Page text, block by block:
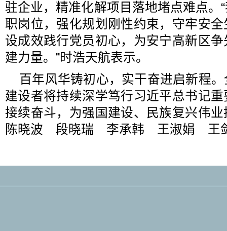
驻企业，精准化解项目落地堵点难点。
职岗位，强化规划刚性约束，守牢安
设成效践行党员初心，为安宁高新区
建力量。”时浩天航表示。
百年风华铸初心，实干奋进启新程
建设者将持续深学笃行习近平总书记
接续奋斗，为强国建设、民族复兴伟
陈晓波 段晓瑞 李承韩 王淑娟 王